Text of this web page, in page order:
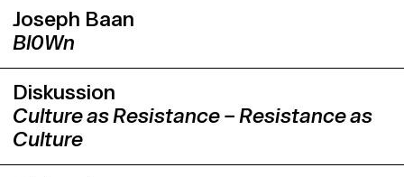
Joseph Baan
Bl0Wn
Diskussion
Culture as Resistance – Resistance as
Culture